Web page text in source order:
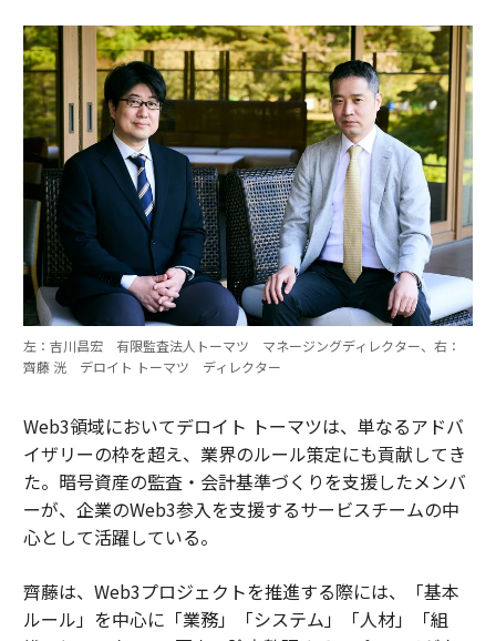
左：吉川昌宏 有限監査法人トーマツ マネージングディレクター、右：
齊藤 洸 デロイト トーマツ ディレクター
Web3領域においてデロイト トーマツは、単なるアドバ
イザリーの枠を超え、業界のルール策定にも貢献してき
た。暗号資産の監査・会計基準づくりを支援したメンバ
ーが、企業のWeb3参入を支援するサービスチームの中
心として活躍している。
齊藤は、Web3プロジェクトを推進する際には、「基本
ルール」を中心に「業務」「システム」「人材」「組